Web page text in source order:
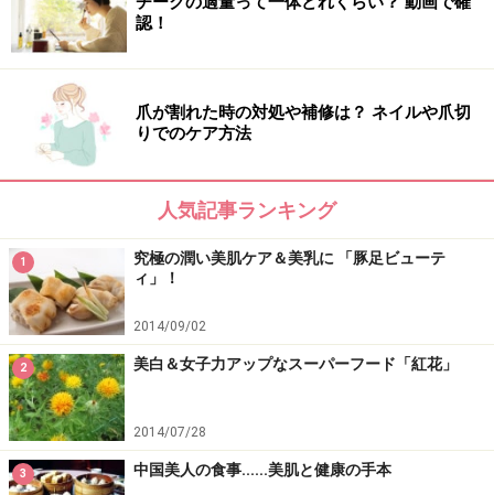
をクリーンにしたら、次のステップとしては善玉菌を増
やすことが重要なのです。ここでは、善玉菌を増やして
くれる食べ物をご紹介します。
・その1：『生きた乳酸菌』を含むヨーグルト
ヨーグルトは朝食べることで腸が1日中活発に！
乳酸菌は悪玉菌の増殖を抑える働きがあります。乳酸菌
は体内に存在していますが、加齢とともに減少してしま
います。しかも、ストレスの多い現代人は、乳酸菌の減
量スピードも速いのだとか。そのために、乳酸菌を含む
乳製品を外部から摂取する必要があるのです。
乳酸菌と言えば、一番に思い浮かぶのがヨーグルト。で
も、ヨーグルトなら全てOKというわけではありません。
乳酸菌は胃酸などによって死滅しがちなので、しっかり
認！
爪が割れた時の対処や補修は？ ネイルや爪切
りでのケア方法
人気記事ランキング
1
究極の潤い美肌ケア＆美乳に 「豚足ビューテ
ィ」！
2014/09/02
2 美白＆女子力アップなスーパーフード「紅花」
2014/07/28
3 中国美人の食事......美肌と健康の手本